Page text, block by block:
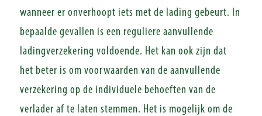
wanneer er onverhoopt iets met de lading gebeurt. In
bepaalde gevallen is een reguliere aanvullende
ladingverzekering voldoende. Het kan ook zijn dat
het beter is om voorwaarden van de aanvullende
verzekering op de individuele behoeften van de
verlader af te laten stemmen. Het is mogelijk om de